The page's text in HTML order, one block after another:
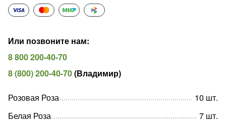
Или позвоните нам:
8 800 200-40-70
8 (800) 200-40-70(Владимир)
Розовая Роза 10 шт.
Белая Роза
7 шт.